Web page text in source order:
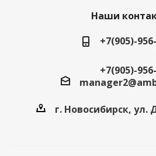
Наши
+7(905)-
+7(905)-
г. Новосибирск, ул.